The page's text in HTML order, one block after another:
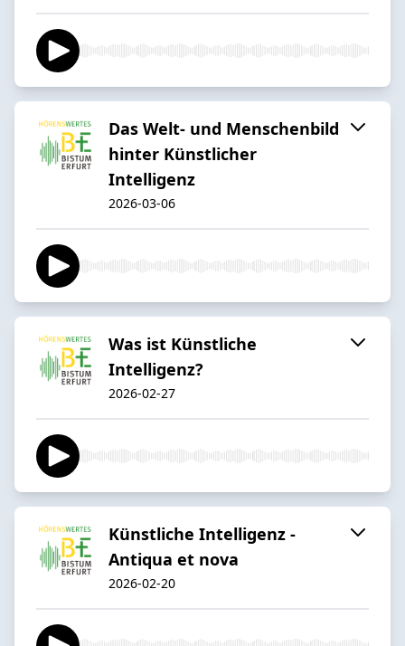
Das Welt- und Menschenbild
hinter Künstlicher
Intelligenz
2026-03-06
Was ist Künstliche
Intelligenz?
2026-02-27
Künstliche Intelligenz -
Antiqua et nova
2026-02-20